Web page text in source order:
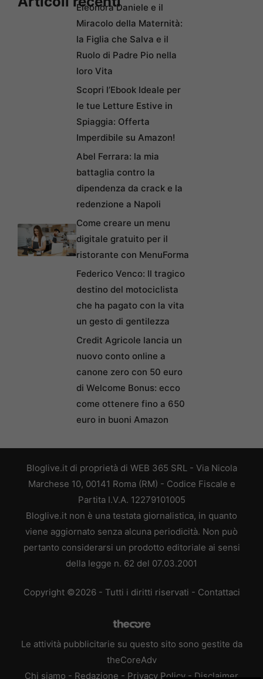
Eleonora Daniele e il
Miracolo della Maternità:
la Figlia che Salva e il
Ruolo di Padre Pio nella
loro Vita
Scopri l’Ebook Ideale per
le tue Letture Estive in
Spiaggia: Offerta
Imperdibile su Amazon!
Abel Ferrara: la mia
battaglia contro la
dipendenza da crack e la
redenzione a Napoli
Come creare un menu
digitale gratuito per il
ristorante con MenuForma
Federico Venco: Il tragico
destino del motociclista
che ha pagato con la vita
un gesto di gentilezza
Credit Agricole lancia un
nuovo conto online a
canone zero con 50 euro
di Welcome Bonus: ecco
come ottenere fino a 650
euro in buoni Amazon
Bloglive.it di proprietà di WEB 365 SRL - Via Nicola
Marchese 10, 00141 Roma (RM) - Codice Fiscale e
Partita I.V.A. 12279101005
Bloglive.it non è una testata giornalistica, in quanto
viene aggiornato senza alcuna periodicità. Non può
pertanto considerarsi un prodotto editoriale ai sensi
della legge n. 62 del 07.03.2001
Copyright ©2026 - Tutti i diritti riservati - Contattaci
Le attività pubblicitarie su questo sito sono gestite da
theCoreAdv
Chi siamo - Redazione - Privacy Policy - Disclaimer